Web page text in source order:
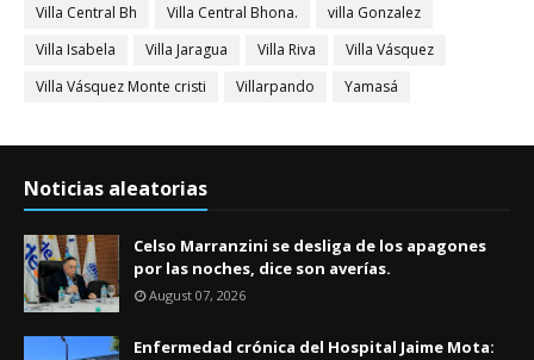
Villa Central Bh
Villa Central Bhona.
villa Gonzalez
Villa Isabela
Villa Jaragua Villa Riva
Villa Vásquez
Villa Vásquez Monte cristi
Villarpando Yamasá
Noticias aleatorias
Celso Marranzini se desliga de los apagones
por las noches, dice son averías.
August 07, 2026
Enfermedad crónica del Hospital Jaime Mota: